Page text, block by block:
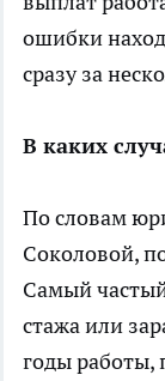
ошибки
сразу за
В каких
По словам
Соколовой,
Самый
стажа или
годы работы,